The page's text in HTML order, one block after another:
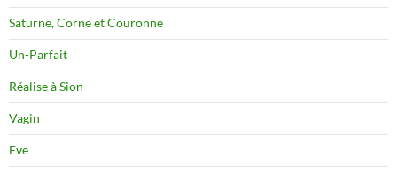
Saturne, Corne et Couronne
Un-Parfait
Réalise à Sion
Vagin
Eve